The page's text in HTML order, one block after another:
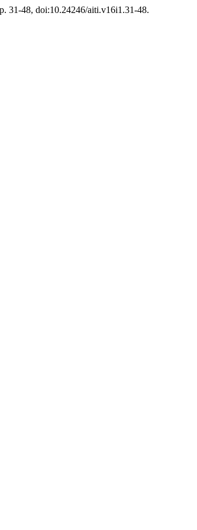
31-48, doi:10.24246/aiti.v16i1.31-48.